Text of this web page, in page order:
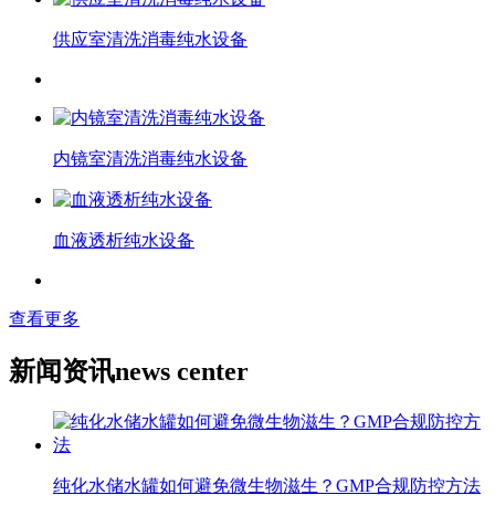
供应室清洗消毒纯水设备
内镜室清洗消毒纯水设备
血液透析纯水设备
查看更多
新闻资讯news center
纯化水储水罐如何避免微生物滋生？GMP合规防控方法